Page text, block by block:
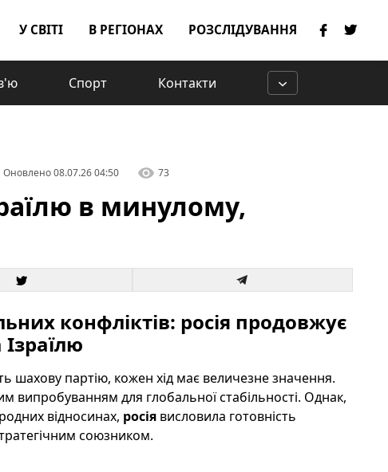
У СВІТІ В РЕГІОНАХ РОЗСЛІДУВАННЯ
Спорт Контакти
Оновлено08.07.26 04:50 73
в минулому,
конфліктів: росія продовжує
шахову партію, кожен хід має величезне значення.
випробуванням для глобальної стабільності. Однак,
відносинах, росіявисловила готовність
союзником.